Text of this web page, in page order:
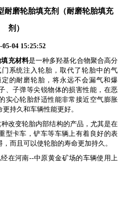
磨轮胎填充剂（耐磨轮胎填充
剂）
05-04 15:25:52
充材料是一种多羟基化合物聚合高分
系统注入轮胎，取代了轮胎中的气
的耐磨轮胎，将永远不会漏气和爆
、子弹等尖锐物体的损害性能，在恶
实心轮胎舒适性能非常接近空气膨胀
持久和车辆性能更好。
改变轮胎内部结构的产品，尤其是在
型卡车，铲车等车辆上有着良好的表
而且可以使轮胎的寿命更加持久。
河南--中原黄金矿场的车辆使用上